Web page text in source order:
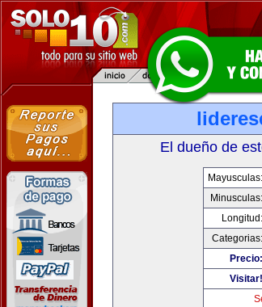
El dueño de
Mayusculas:
Minusculas:
Longitud:
Categorias:
Precio:
Visitar!